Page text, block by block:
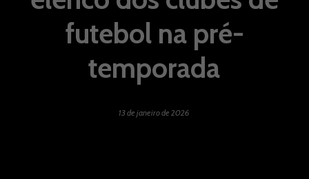
futebol na pré-
temporada
13 de janeiro de 2026